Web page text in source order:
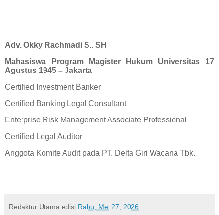
Adv. Okky Rachmadi S., SH
Mahasiswa Program Magister Hukum Universitas 17
Agustus 1945 – Jakarta
Certified Investment Banker
Certified Banking Legal Consultant
Enterprise Risk Management Associate Professional
Certified Legal Auditor
Anggota Komite Audit pada PT. Delta Giri Wacana Tbk.
Redaktur Utama edisi Rabu, Mei 27, 2026